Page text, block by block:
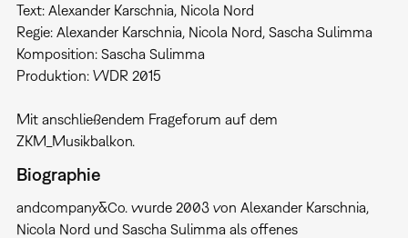
Text: Alexander Karschnia, Nicola Nord
Regie: Alexander Karschnia, Nicola Nord, Sascha Sulimma
Komposition: Sascha Sulimma
Produktion: WDR 2015
Mit anschließendem Frageforum auf dem
ZKM_Musikbalkon.
Biographie
andcompany&Co. wurde 2003 von Alexander Karschnia,
Nicola Nord und Sascha Sulimma als offenes